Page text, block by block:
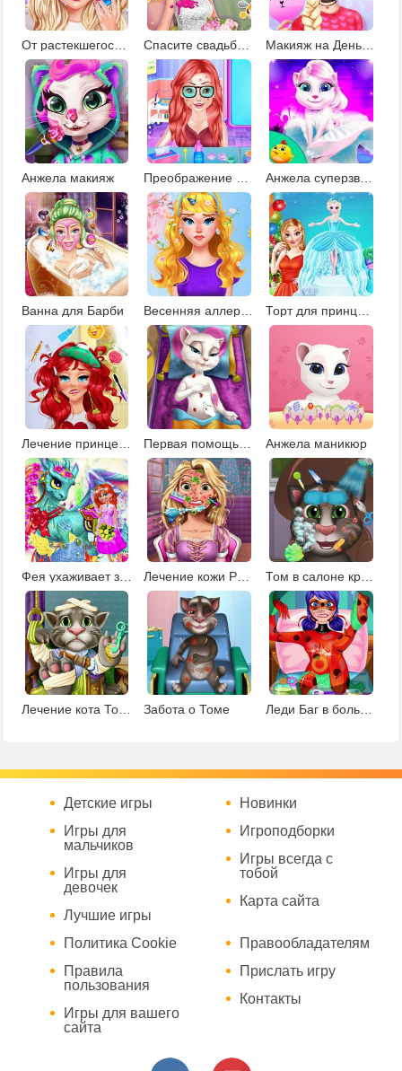
От растекшегося макияжа к новому Спасите свадьбу Барби Макияж на День Валентина
Анжела макияж Анжела суперзвезда моды
Ванна для Барби Весенняя аллергия Золушки
Лечение принцессы Первая помощь говорящей Анжеле Анжела маникюр
Фея ухаживает за животными Лечение кожи Рапунцель Том в салоне красоты
Лечение кота Тома Забота о Томе Леди Баг в больнице
Детские игры
Игры для
мальчиков
Игры для
девочек
Лучшие игры
Новинки
Игроподборки
Игры всегда с
тобой
Карта сайта
Политика Cookie
Правила
пользования
Игры для вашего
сайта
Правообладателям
Прислать игру
Контакты